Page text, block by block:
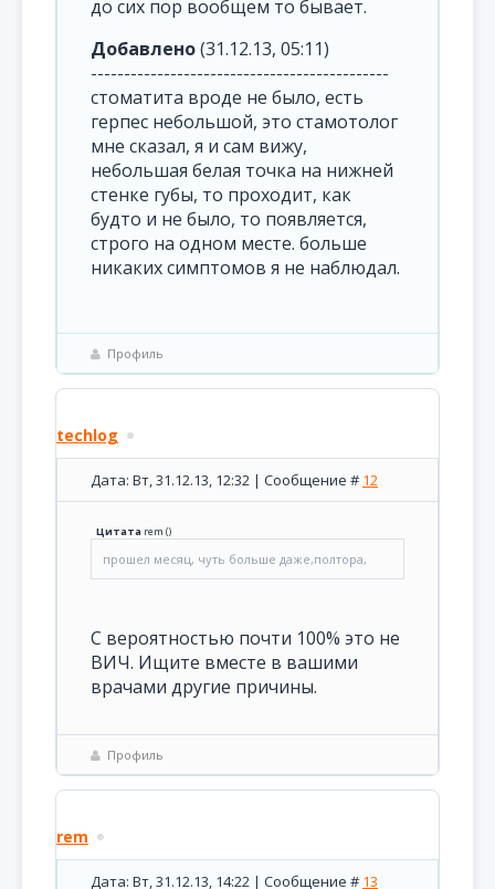
до сих пор вообщем то бывает.
Добавлено(31.12.13, 05:11)
---------------------------------------------
стоматита вроде не было, есть
герпес небольшой, это стамотолог
мне сказал, я и сам вижу,
небольшая белая точка на нижней
стенке губы, то проходит, как
будто и не было, то появляется,
строго на одном месте. больше
никаких симптомов я не наблюдал.
Профиль
techlog
Дата: Вт, 31.12.13, 12:32 | Сообщение # 12
Цитата rem ()
прошел месяц, чуть больше даже,полтора,
С вероятностью почти 100% это не
ВИЧ. Ищите вместе в вашими
врачами другие причины.
Профиль
rem
Дата: Вт, 31.12.13, 14:22 | Сообщение # 13